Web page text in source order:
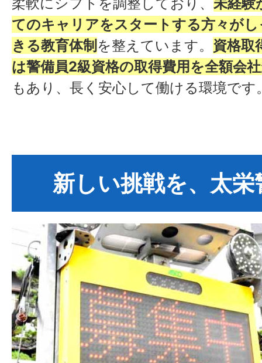
てのキャリアをスタートする方々が
きる教育体制 を整えています。 資格取
は警備員2級資格の取得費用を全額会
もあり、長く安心して働ける環境です
新しい挑戦を、太栄